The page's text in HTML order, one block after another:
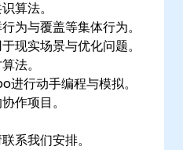
算法。
为与覆盖等集体行为。
现实场景与优化问题。
法。
进行动手编程与模拟。
作项目。
系我们安排。